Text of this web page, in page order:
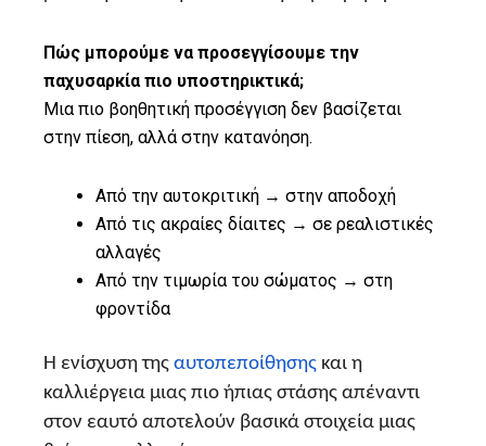
Πώς μπορούμε να προσεγγίσουμε την
παχυσαρκία πιο υποστηρικτικά;
Μια πιο βοηθητική προσέγγιση δεν βασίζεται
στην πίεση, αλλά στην κατανόηση.
Από την αυτοκριτική → στην αποδοχή
Από τις ακραίες δίαιτες → σε ρεαλιστικές
αλλαγές
Από την τιμωρία του σώματος → στη
φροντίδα
Η ενίσχυση της αυτοπεποίθησης και η
καλλιέργεια μιας πιο ήπιας στάσης απέναντι
στον εαυτό αποτελούν βασικά στοιχεία μιας